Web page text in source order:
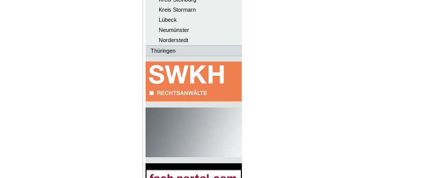
Kreis Stormarn
Lübeck
Neumünster
Norderstedt
Thüringen